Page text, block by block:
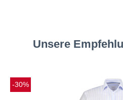
Unsere
-30%